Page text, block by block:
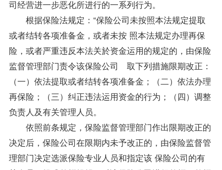
司经营进一步恶化所进行的一系列行为。
根据保险法规定：“保险公司未按照本法规定提取
或者结转各项准备金，或者未按 照本法规定办理再保
险，或者严重违反本法关於资金运用的规定的，由保险
监督管理部门责令该保险公司 取下列措施限期改正：
（一）依法提取或者结转各项准备金；（二）依法办理
再保险；（三）纠正违法运用资金的行为；（四）调整
负责人及有关管理人员。
依照前条规定，保险监督管理部门作出限期改正的
决定后，保险公司在限期内未予改正的，由保险监督管
理部门决定选派保险专业 人员和指定该 保险公司的有